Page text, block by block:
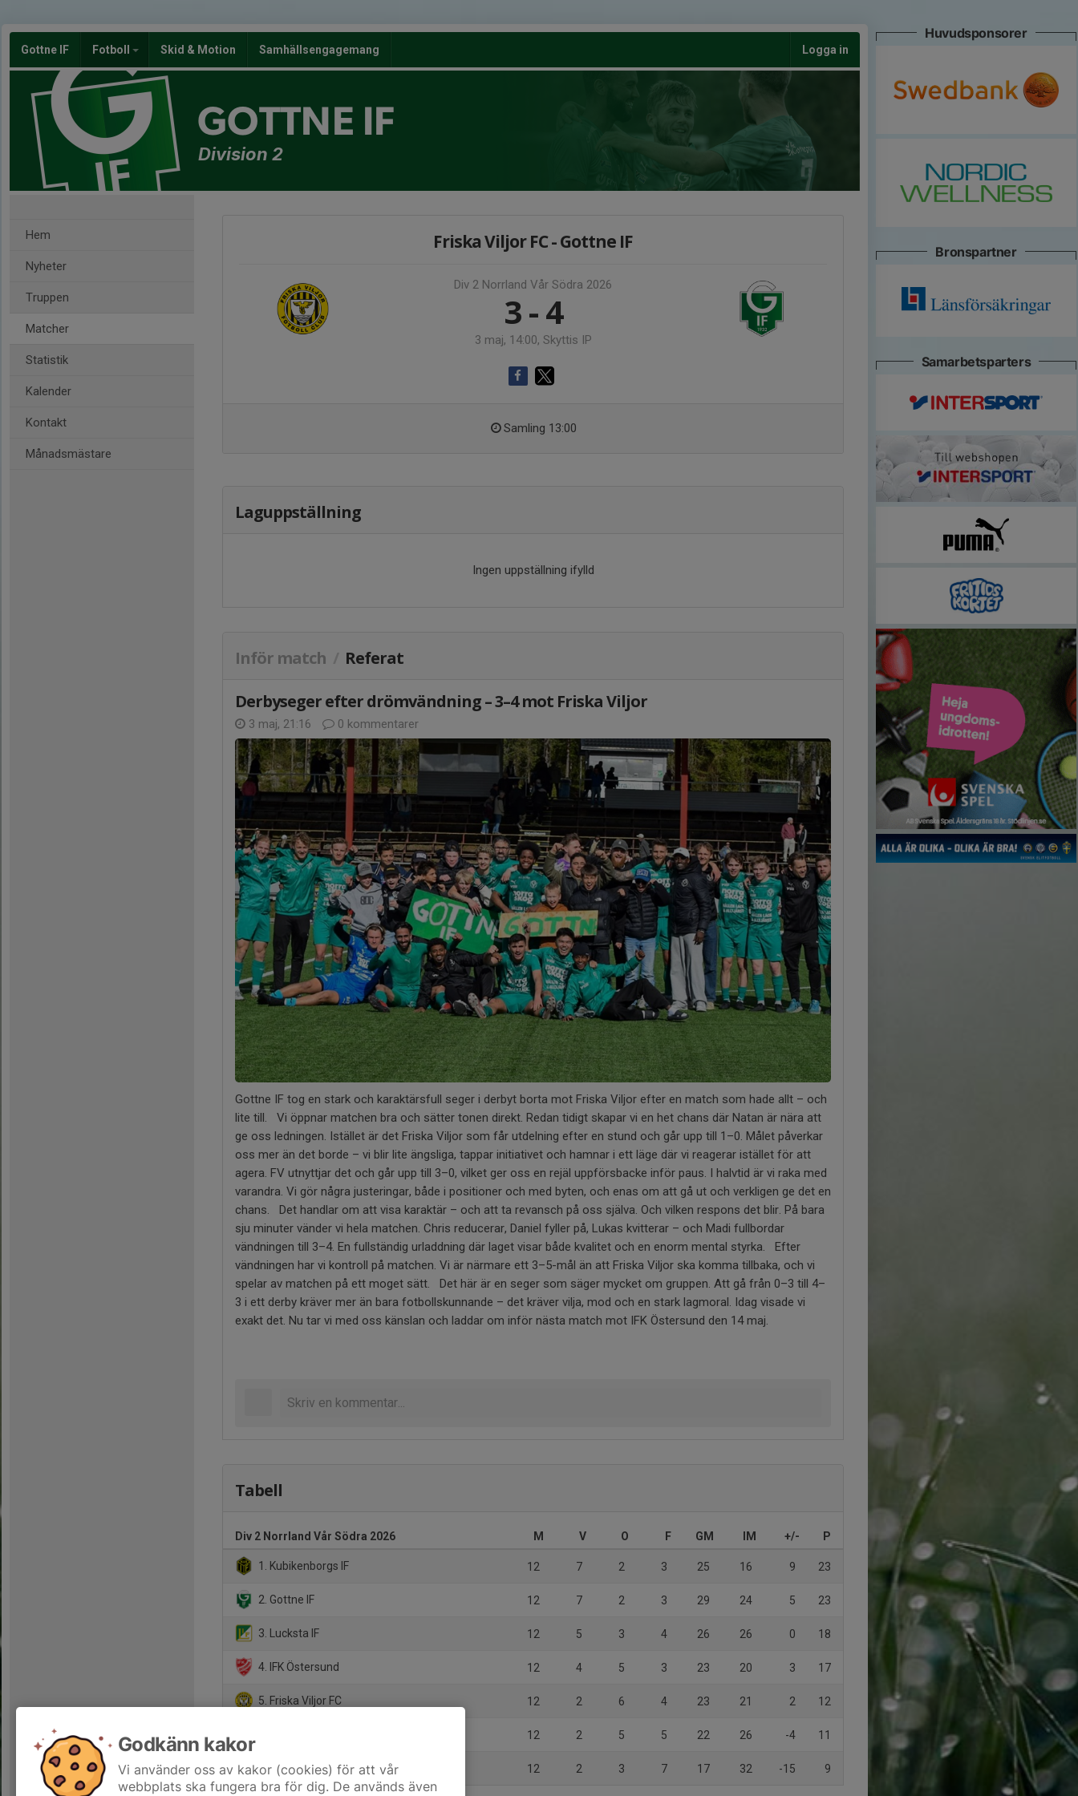
Gottne IF Fotboll Skid & Motion Samhällsengagemang Logga in
GOTTNE IF
Division 2
Hem
Nyheter
Truppen
Matcher
Statistik
Kalender
Kontakt
Månadsmästare
Friska Viljor FC - Gottne IF
Div 2 Norrland Vår Södra 2026
3 - 4
3 maj, 14:00, Skyttis IP
Samling 13:00
Laguppställning
Ingen uppställning ifylld
Inför match
Referat
Derbyseger efter drömvändning – 3–4 mot Friska Viljor
3 maj, 21:16 0 kommentarer
Gottne IF tog en stark och karaktärsfull seger i derbyt borta mot Friska Viljor efter en match som hade allt – och
lite till. Vi öppnar matchen bra och sätter tonen direkt. Redan tidigt skapar vi en het chans där Natan är nära att
ge oss ledningen. Istället är det Friska Viljor som får utdelning efter en stund och går upp till 1–0. Målet påverkar
oss mer än det borde – vi blir lite ängsliga, tappar initiativet och hamnar i ett läge där vi reagerar istället för att
agera. FV utnyttjar det och går upp till 3–0, vilket ger oss en rejäl uppförsbacke inför paus. I halvtid är vi raka med
varandra. Vi gör några justeringar, både i positioner och med byten, och enas om att gå ut och verkligen ge det en
chans. Det handlar om att visa karaktär – och att ta revansch på oss själva. Och vilken respons det blir. På bara
sju minuter vänder vi hela matchen. Chris reducerar, Daniel fyller på, Lukas kvitterar – och Madi fullbordar
vändningen till 3–4. En fullständig urladdning där laget visar både kvalitet och en enorm mental styrka. Efter
vändningen har vi kontroll på matchen. Vi är närmare ett 3–5-mål än att Friska Viljor ska komma tillbaka, och vi
spelar av matchen på ett moget sätt. Det här är en seger som säger mycket om gruppen. Att gå från 0–3 till 4–
3 i ett derby kräver mer än bara fotbollskunnande – det kräver vilja, mod och en stark lagmoral. Idag visade vi
exakt det. Nu tar vi med oss känslan och laddar om inför nästa match mot IFK Östersund den 14 maj.
Tabell
Div 2 Norrland Vår Södra 2026 M V O F GM IM +/- P
1. Kubikenborgs IF 12 7 2 3 25 16 9 23
2. Gottne IF 12 7 2 3 29 24 5 23
3. Lucksta IF 12 5 3 4 26 26 0 18
4. IFK Östersund 12 4 5 3 23 20 3 17
5. Friska Viljor FC 12 2 6 4 23 21 2 12
12 2 5 5 22 26 -4 11
7. Fränsta IK 12 2 3 7 17 32 -15 9
Huvudsponsorer
Bronspartner
Samarbetsparters
Godkänn kakor
Vi använder oss av kakor (cookies) för att vår
webbplats ska fungera bra för dig. De används även